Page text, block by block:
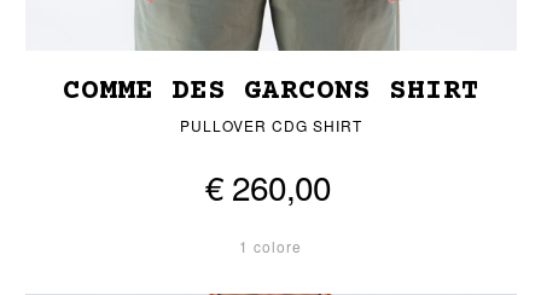
COMME DES GARCONS SHIRT
PULLOVER CDG SHIRT
€ 260,00
1 colore